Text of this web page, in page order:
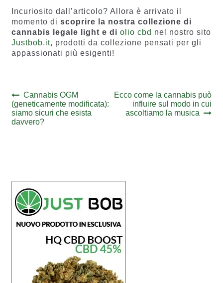
Incuriosito dall’articolo? Allora è arrivato il
momento di scoprire la nostra collezione di
cannabis legale light e di olio cbd nel nostro sito
Justbob.it, prodotti da collezione pensati per gli
appassionati più esigenti!
Navigazione
articoli
Previous
post:
Cannabis OGM
(geneticamente modificata):
siamo sicuri che esista
davvero?
Next
Ecco come la cannabis può
influire sul modo in cui
ascoltiamo la musica